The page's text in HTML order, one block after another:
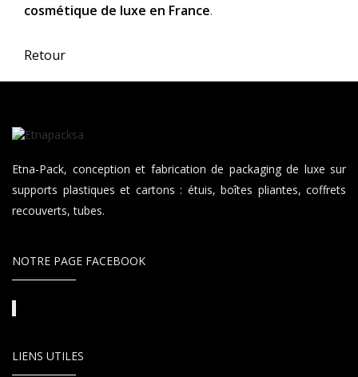
cosmétique de luxe en France.
Retour
Etna-Pack, conception et fabrication de packaging de luxe sur
supports plastiques et cartons : étuis, boîtes pliantes, coffrets
recouverts, tubes.
NOTRE PAGE FACEBOOK
LIENS UTILES